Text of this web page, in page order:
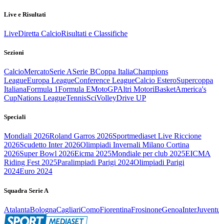
Live e Risultati
LiveDiretta CalcioRisultati e Classifiche
Sezioni
CalcioMercatoSerie ASerie BCoppa ItaliaChampions
LeagueEuropa LeagueConference LeagueCalcio EsteroSupercoppa
ItalianaFormula 1Formula EMotoGPAltri MotoriBasketAmerica's
CupNations LeagueTennisSciVolleyDrive UP
Speciali
Mondiali 2026Roland Garros 2026Sportmediaset Live Riccione
2026Scudetto Inter 2026Olimpiadi Invernali Milano Cortina
2026Super Bowl 2026Eicma 2025Mondiale per club 2025EICMA
Riding Fest 2025Paralimpiadi Parigi 2024Olimpiadi Parigi
2024Euro 2024
Squadra Serie A
AtalantaBolognaCagliariComoFiorentinaFrosinoneGenoaInter